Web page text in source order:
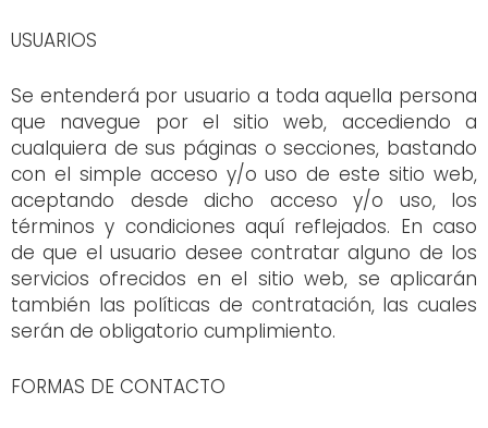
USUARIOS
Se entenderá por usuario a toda aquella persona
que navegue por el sitio web, accediendo a
cualquiera de sus páginas o secciones, bastando
con el simple acceso y/o uso de este sitio web,
aceptando desde dicho acceso y/o uso, los
términos y condiciones aquí reflejados. En caso
de que el usuario desee contratar alguno de los
servicios ofrecidos en el sitio web, se aplicarán
también las políticas de contratación, las cuales
serán de obligatorio cumplimiento.
FORMAS DE CONTACTO